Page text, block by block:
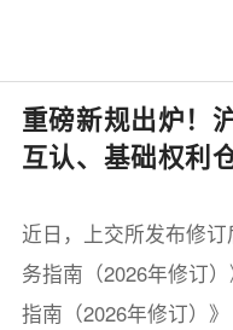
重磅新规出炉！
互认、基础权利
近日，上交所发布修
务指南（2026年修订
指南（2026年修订）